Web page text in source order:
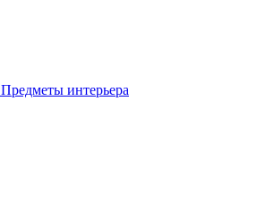
Предметы интерьера